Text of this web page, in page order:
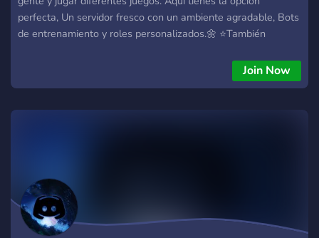
perfecta, Un servidor fresco con un ambiente agradable, Bots
de entrenamiento y roles personalizados.🌼 ⭐También
Películas y series. 📹 ・Presentación personal 🫂 ・Alianzas
con servidores chidos. 👁️ ・Canales de voz activos. 🗣️ ・
Join Now